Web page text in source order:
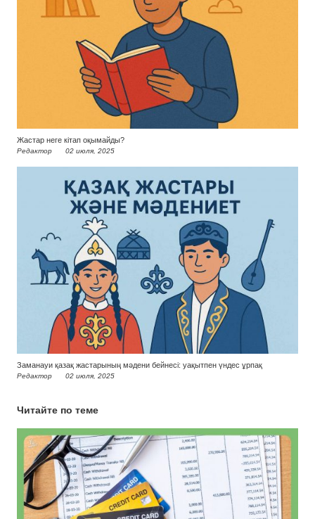
Жастар неге кітап оқымайды?
Редактор 02 июля, 2025
Заманауи қазақ жастарының мәдени бейнесі: уақытпен үндес ұрпақ
Редактор 02 июля, 2025
Читайте по теме